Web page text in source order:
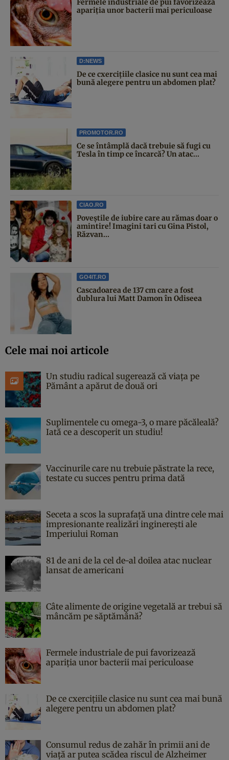
Fermele industriale de pui favorizează
apariția unor bacterii mai periculoase
D:NEWS
De ce cxercițiile clasice nu sunt cea mai
bună alegere pentru un abdomen plat?
PROMOTOR.RO
Ce se întâmplă dacă trebuie să fugi cu
Tesla în timp ce încarcă? Un atac...
CIAO.RO
Poveştile de iubire care au rămas doar o
amintire! Imagini tari cu Gina Pistol,
Răzvan...
GO4IT.RO
Cascadoarea de 137 cm care a fost
dublura lui Matt Damon în Odiseea
Cele mai noi articole
Un studiu radical sugerează că viața pe
Pământ a apărut de două ori
Suplimentele cu omega-3, o mare păcăleală?
Iată ce a descoperit un studiu!
Vaccinurile care nu trebuie păstrate la rece,
testate cu succes pentru prima dată
Seceta a scos la suprafață una dintre cele mai
impresionante realizări inginerești ale
Imperiului Roman
81 de ani de la cel de-al doilea atac nuclear
lansat de americani
Câte alimente de origine vegetală ar trebui să
mâncăm pe săptămână?
Fermele industriale de pui favorizează
apariția unor bacterii mai periculoase
De ce cxercițiile clasice nu sunt cea mai bună
alegere pentru un abdomen plat?
Consumul redus de zahăr în primii ani de
viață ar putea scădea riscul de Alzheimer